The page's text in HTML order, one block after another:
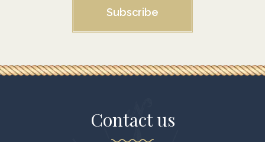
Subscribe
Contact us